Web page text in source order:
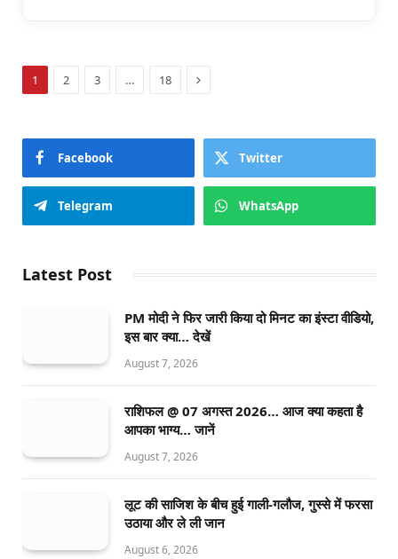
1 2 3 … 18 Next
Facebook Twitter
Telegram WhatsApp
Latest Post
PM मोदी ने फिर जारी किया दो मिनट का इंस्टा वीडियो,
इस बार क्या… देखें
August 7, 2026
राशिफल @ 07 अगस्त 2026… आज क्या कहता है
आपका भाग्य… जानें
August 7, 2026
लूट की साजिश के बीच हुई गाली-गलौज, गुस्से में फरसा
उठाया और ले ली जान
August 6, 2026